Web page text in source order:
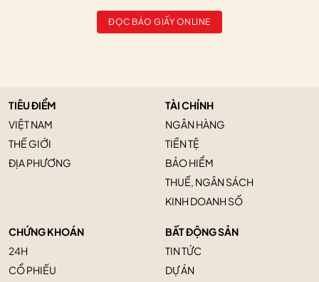
ĐỌC BÁO GIẤY ONLINE
TIÊU ĐIỂM
VIỆT NAM
THẾ GIỚI
ĐỊA PHƯƠNG
TÀI CHÍNH
NGÂN HÀNG
TIỀN TỆ
BẢO HIỂM
THUẾ, NGÂN SÁCH
KINH DOANH SỐ
CHỨNG KHOÁN
24H
CỔ PHIẾU
BẤT ĐỘNG SẢN
TIN TỨC
DỰ ÁN